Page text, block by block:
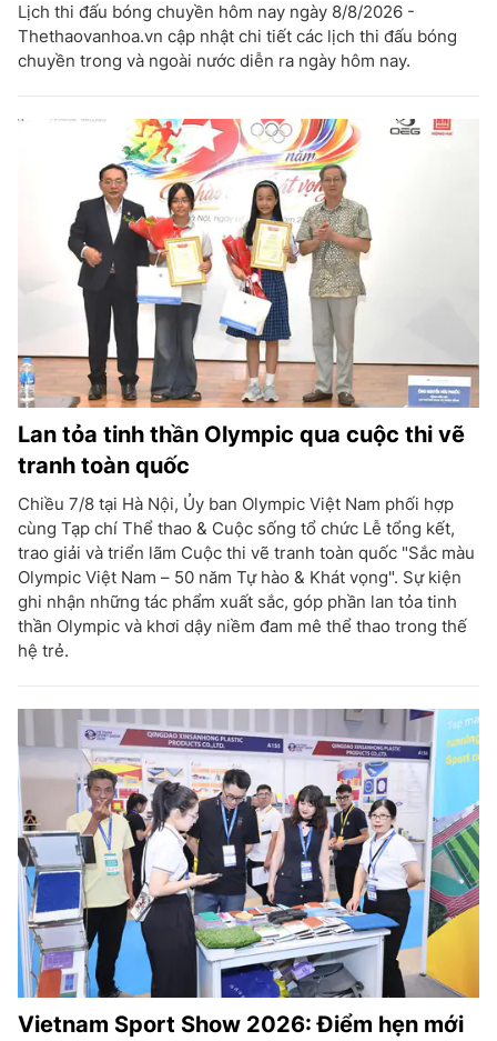
Lịch thi đấu bóng chuyền hôm nay ngày 8/8/2026 -
Thethaovanhoa.vn cập nhật chi tiết các lịch thi đấu bóng
chuyền trong và ngoài nước diễn ra ngày hôm nay.
Lan tỏa tinh thần Olympic qua cuộc thi vẽ
tranh toàn quốc
Chiều 7/8 tại Hà Nội, Ủy ban Olympic Việt Nam phối hợp
cùng Tạp chí Thể thao & Cuộc sống tổ chức Lễ tổng kết,
trao giải và triển lãm Cuộc thi vẽ tranh toàn quốc "Sắc màu
Olympic Việt Nam – 50 năm Tự hào & Khát vọng". Sự kiện
ghi nhận những tác phẩm xuất sắc, góp phần lan tỏa tinh
thần Olympic và khơi dậy niềm đam mê thể thao trong thế
hệ trẻ.
Vietnam Sport Show 2026: Điểm hẹn mới